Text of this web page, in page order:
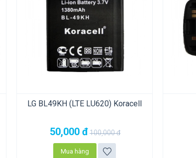
LG BL49KH (LTE LU620) Koracell
50,000 đ100,000đ
Mua hàng